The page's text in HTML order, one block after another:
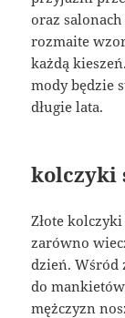
oraz
rozmaite
każdą
mody będzie
długie lata.
kolczyki
Złote
zarówno
dzień.
do
mężczyzn